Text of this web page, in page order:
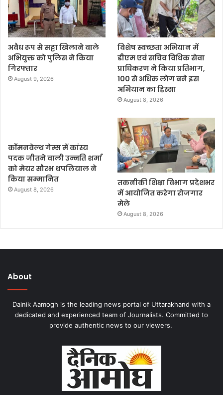
अवैध रूप से सट्टा खिलाने वाले
अभियुक्त को पुलिस ने किया
गिरफ्तार
August 9, 2026
विशेष स्वच्छता अभियान में
डीएम एवं सचिव विधिक सेवा
प्राधिकरण ने किया प्रतिभाग,
100 से अधिक लोग बने इस
अभियान का हिस्सा
August 8, 2026
कॉमनवेल्थ गेम्स में कांस्य
पदक जीतने वाली उन्नति शर्मा
को मेयर सौरभ थपलियाल ने
किया सम्मानित
August 8, 2026
तकनीकी शिक्षा विभाग प्रदेशभर
में आयोजित करेगा रोजगार
मेले
August 8, 2026
About
Dainik Aamogh is the leading news portal of Uttarakhand with a
dedicated and experienced team of Journalists. Committed to
provide authentic news to our viewers.